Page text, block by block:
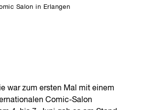
Salon in Erlangen
war zum ersten Mal mit einem
Comic-Salon